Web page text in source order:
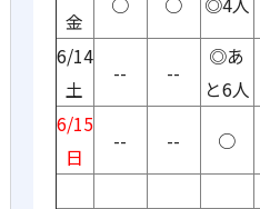
金
6/14
土
-- --
◎あ
と6人
6/15
日
-- -- ○